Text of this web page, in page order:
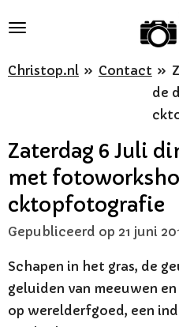
naar
Christop.nl » Contact »
de
Zaterdag 6 Juli
met
cktopfotografie
Gepubliceerd op 21 juni
Schapen in het gras, de
geluiden van meeuwen
op werelderfgoed, een